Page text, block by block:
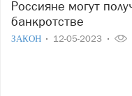
Россияне могут получить право скрывать факт о
банкротстве
ЗАКОН 12-05-2023